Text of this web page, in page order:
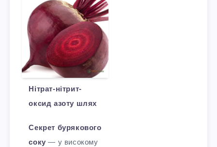
Нітрат-нітрит-
оксид азоту шлях
Секрет бурякового
соку — у високому